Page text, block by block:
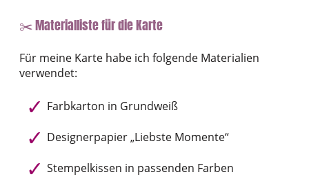
✂️ Materialliste für die Karte
Für meine Karte habe ich folgende Materialien
verwendet:
Farbkarton in Grundweiß
Designerpapier „Liebste Momente“
Stempelkissen in passenden Farben